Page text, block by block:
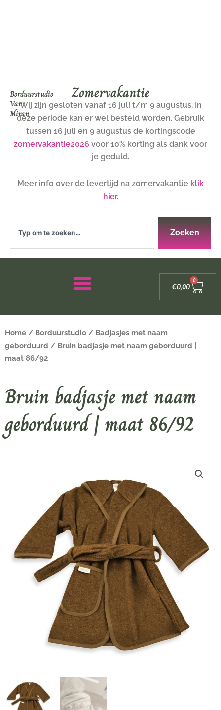
Borduurstudio
Van
Miran
Zomervakantie
Wij zijn gesloten vanaf 16 juli t/m 9 augustus. In
deze periode kan er wel besteld worden. Gebruik
tussen 16 juli en 9 augustus de kortingscode
zomervakantie2026 voor 10% korting als dank voor
je geduld.
Meer info over de levertijd na zomervakantie klik
hier.
Zoeken
€0,00
0
Home / Borduurstudio / Badjasjes met naam
geborduurd / Bruin badjasje met naam geborduurd |
maat 86/92
Bruin badjasje met naam
geborduurd | maat 86/92